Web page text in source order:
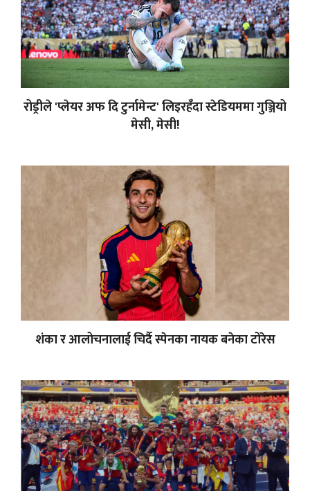
रोड्रीले 'प्लेयर अफ दि टुर्नामेन्ट' लिइरहँदा स्टेडियममा गुञ्जियो
मेसी, मेसी!
शंका र आलोचनालाई चिर्दै स्पेनका नायक बनेका टोरेस